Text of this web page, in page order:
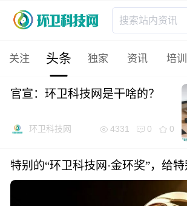
搜索站内资讯
关注 头条 独家 资讯 培训
官宣：环卫科技网是干啥的？
环卫科技网 4331 0 0
特别的“环卫科技网·金环奖”，给特